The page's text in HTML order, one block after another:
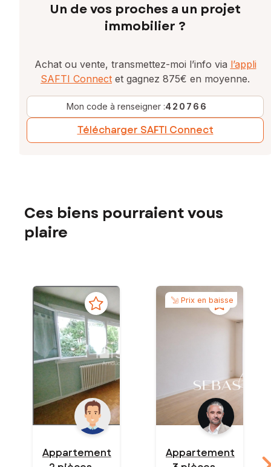
Un de vos proches a un projet
immobilier ?
Achat ou vente, transmettez-moi l’info via l’appli
SAFTI Connect et gagnez 875€ en moyenne.
Mon code à renseigner :420766
Télécharger SAFTI Connect
Ces biens pourraient vous
plaire
Appartement
Prix en baisse
Appartement